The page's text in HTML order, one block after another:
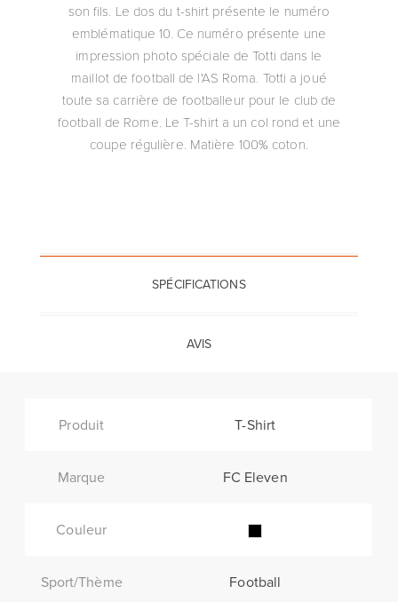
son fils. Le dos du t-shirt présente le numéro
emblématique 10. Ce numéro présente une
impression photo spéciale de Totti dans le
maillot de football de l'AS Roma. Totti a joué
toute sa carrière de footballeur pour le club de
football de Rome. Le T-shirt a un col rond et une
coupe régulière. Matière 100% coton.
SPÉCIFICATIONS
AVIS
Produit T-Shirt
Marque FC Eleven
Couleur
Sport/Thème Football